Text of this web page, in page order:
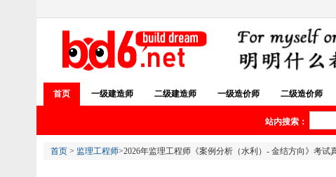
首页 一级建造师 二级建造师 一级造价师 二级造价师
站内搜索：
首页 > 监理工程师>2026年监理工程师《案例分析（水利）- 金结方向》考试